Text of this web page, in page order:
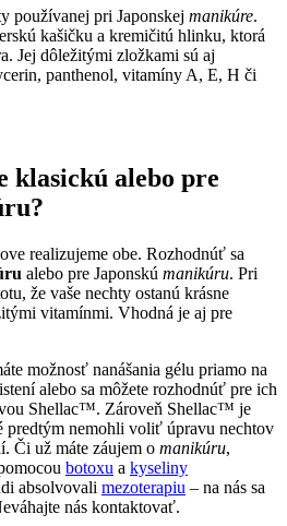
používanej pri Japonskej manikúre.
kašičku a kremičitú hlinku, ktorá
Jej dôležitými zložkami sú aj
panthenol, vitamíny A, E, H či
klasickú alebo pre
realizujeme obe. Rozhodnúť sa
alebo pre Japonskú manikúru. Pri
že vaše nechty ostanú krásne
vitamínmi. Vhodná je aj pre
možnosť nanášania gélu priamo na
alebo sa môžete rozhodnúť pre ich
Shellac™. Zároveň Shellac™ je
predtým nemohli voliť úpravu nechtov
Či už máte záujem o manikúru,
botoxu a kyseliny
absolvovali mezoterapiu – na nás sa
nás kontaktovať.